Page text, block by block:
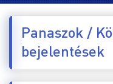
Panaszok /
bejelentések